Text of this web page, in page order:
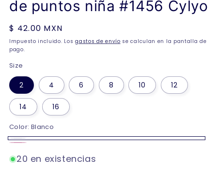
de puntos niña #1456 Cylyo
Precio
habitual
$ 42.00 MXN
Impuesto incluido. Losgastos de envío se calculan en la pantalla de
pago.
Size
2 4 6 8 10 12
14 16
Color: Blanco
Blanco
claro
20 en existencias